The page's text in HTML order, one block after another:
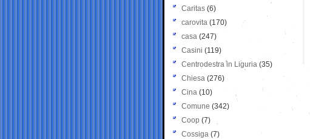
Caritas (6)
carovita (170)
casa (247)
Casini (119)
Centrodestra in Liguria (35)
Chiesa (276)
Cina (10)
Comune (342)
Coop (7)
Cossiga (7)